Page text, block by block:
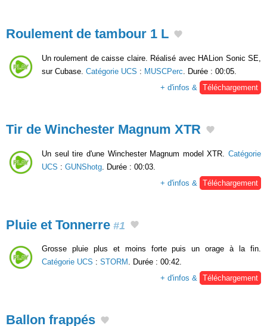
Roulement de tambour 1 L
Un roulement de caisse claire. Réalisé avec HALion Sonic SE,
sur Cubase. Catégorie UCS : MUSCPerc . Durée : 00:05.
+ d'infos &
Téléchargement
Tir de Winchester Magnum XTR
Un seul tire d'une Winchester Magnum model XTR. Catégorie
UCS : GUNShotg . Durée : 00:03.
+ d'infos &
Téléchargement
Pluie et Tonnerre #1
Grosse pluie plus et moins forte puis un orage à la fin.
Catégorie UCS : STORM . Durée : 00:42.
+ d'infos & Téléchargement
Ballon frappés